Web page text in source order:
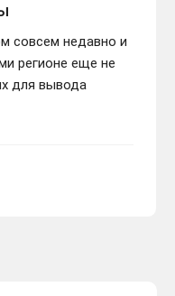
совсем недавно и
регионе еще не
для вывода